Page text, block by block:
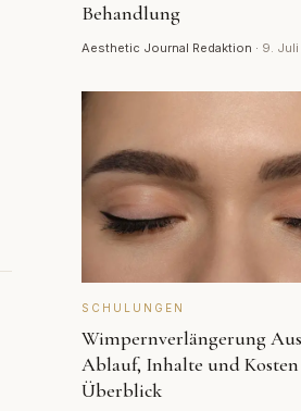
Behandlung
Aesthetic Journal Redaktion · 9.
SCHULUNGEN
Wimpernverlängerung
Ablauf, Inhalte und
Überblick